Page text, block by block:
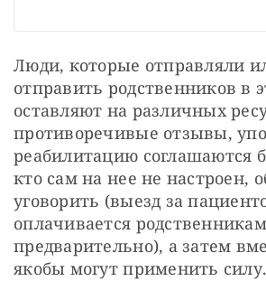
Люди, которые отправляли
отправить родственников в
оставляют на различных
противоречивые отзывы,
реабилитацию соглашаются
кто сам на нее не настроен,
уговорить (выезд за
оплачивается
предварительно), а затем
якобы могут применить силу.